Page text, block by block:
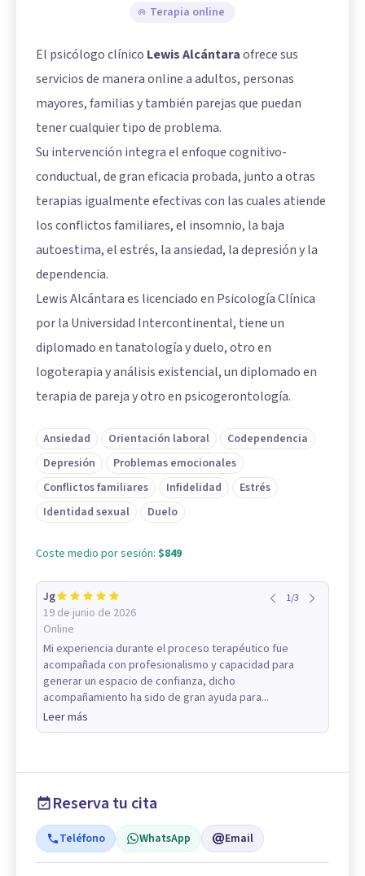
Terapia online
El psicólogo clínico Lewis Alcántaraofrece sus
servicios de manera online a adultos, personas
mayores, familias y también parejas que puedan
tener cualquier tipo de problema.
Su intervención integra el enfoque cognitivo-
conductual, de gran eficacia probada, junto a otras
terapias igualmente efectivas con las cuales atiende
los conflictos familiares, el insomnio, la baja
autoestima, el estrés, la ansiedad, la depresión y la
dependencia.
Lewis Alcántara es licenciado en Psicología Clínica
por la Universidad Intercontinental, tiene un
diplomado en tanatología y duelo, otro en
logoterapia y análisis existencial, un diplomado en
terapia de pareja y otro en psicogerontología.
Ansiedad Orientación laboral
Codependencia
Depresión
Problemas emocionales
Conflictos familiares
Infidelidad
Estrés
Identidad sexual
Duelo
Coste medio por sesión: $849
Jg
19 de junio de 2026
Online
1/3
Mi experiencia durante el proceso terapéutico fue
acompañada con profesionalismo y capacidad para
generar un espacio de confianza, dicho
acompañamiento ha sido de gran ayuda para...
Leer más
Reserva tu cita
Teléfono WhatsApp Email